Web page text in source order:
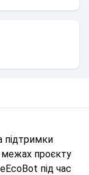
підтримки
проєкту
під час